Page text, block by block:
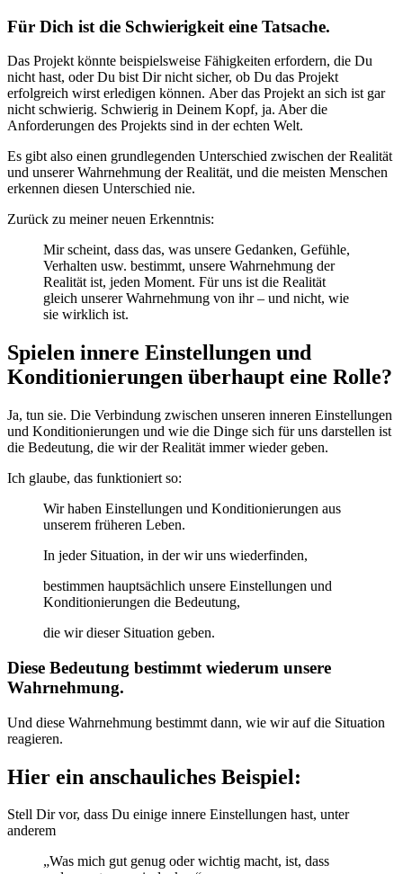
Für Dich ist die Schwierigkeit eine Tatsache.
Das Projekt könnte beispielsweise Fähigkeiten erfordern, die Du
nicht hast, oder Du bist Dir nicht sicher, ob Du das Projekt
erfolgreich wirst erledigen können. Aber das Projekt an sich ist gar
nicht schwierig. Schwierig in Deinem Kopf, ja. Aber die
Anforderungen des Projekts sind in der echten Welt.
Es gibt also einen grundlegenden Unterschied zwischen der Realität
und unserer Wahrnehmung der Realität, und die meisten Menschen
erkennen diesen Unterschied nie.
Zurück zu meiner neuen Erkenntnis:
Mir scheint, dass das, was unsere Gedanken, Gefühle,
Verhalten usw. bestimmt, unsere Wahrnehmung der
Realität ist, jeden Moment. Für uns ist die Realität
gleich unserer Wahrnehmung von ihr – und nicht, wie
sie wirklich ist.
Spielen innere Einstellungen und
Konditionierungen überhaupt eine Rolle?
Ja, tun sie. Die Verbindung zwischen unseren inneren Einstellungen
und Konditionierungen und wie die Dinge sich für uns darstellen ist
die Bedeutung, die wir der Realität immer wieder geben.
Ich glaube, das funktioniert so:
Wir haben Einstellungen und Konditionierungen aus
unserem früheren Leben.
In jeder Situation, in der wir uns wiederfinden,
bestimmen hauptsächlich unsere Einstellungen und
Konditionierungen die Bedeutung,
die wir dieser Situation geben.
Diese Bedeutung bestimmt wiederum unsere
Wahrnehmung.
Und diese Wahrnehmung bestimmt dann, wie wir auf die Situation
reagieren.
Hier ein anschauliches Beispiel:
Stell Dir vor, dass Du einige innere Einstellungen hast, unter
anderem
„Was mich gut genug oder wichtig macht, ist, dass